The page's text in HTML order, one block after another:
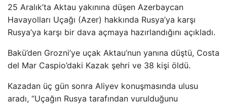
25 Aralık’ta Aktau yakınına düşen Azerbaycan
Havayolları Uçağı (Azer) hakkında Rusya’ya karşı
Rusya’ya karşı bir dava açmaya hazırlandığını açıkladı.
Bakü’den Grozni’ye uçak Aktau’nun yanına düştü, Costa
del Mar Caspio’daki Kazak şehri ve 38 kişi öldü.
Kazadan üç gün sonra Aliyev konuşmasında ulusu
aradı, “Uçağın Rusya tarafından vurulduğunu